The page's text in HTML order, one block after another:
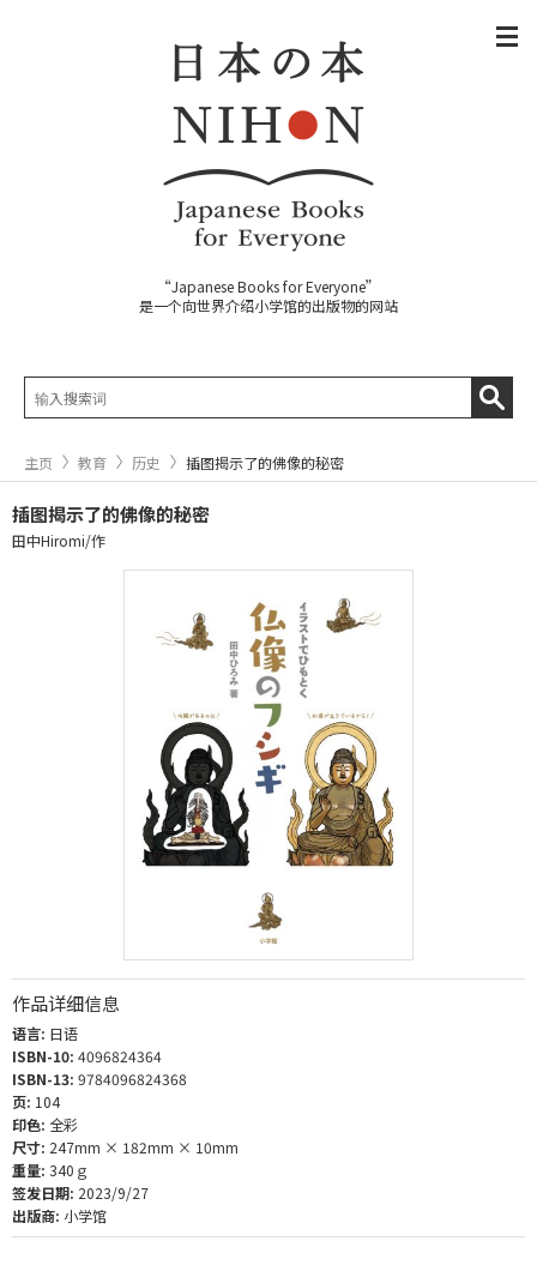
“Japanese Books for Everyone”
是一个向世界介绍小学馆的出版物的网站
主页 教育 历史 插图揭示了的佛像的秘密
插图揭示了的佛像的秘密
田中Hiromi/作
作品详细信息
语言: 日语
ISBN-10: 4096824364
ISBN-13: 9784096824368
页: 104
印色: 全彩
尺寸: 247mm × 182mm × 10mm
重量: 340ｇ
签发日期: 2023/9/27
出版商: 小学馆